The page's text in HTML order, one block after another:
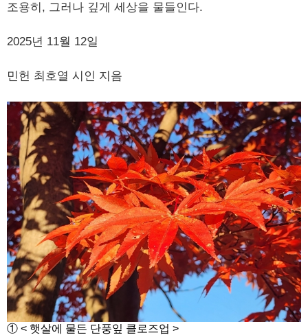
조용히, 그러나 깊게 세상을 물들인다.
2025년 11월 12일
민헌 최호열 시인 지음
① < 햇살에 물든 단풍잎 클로즈업 >